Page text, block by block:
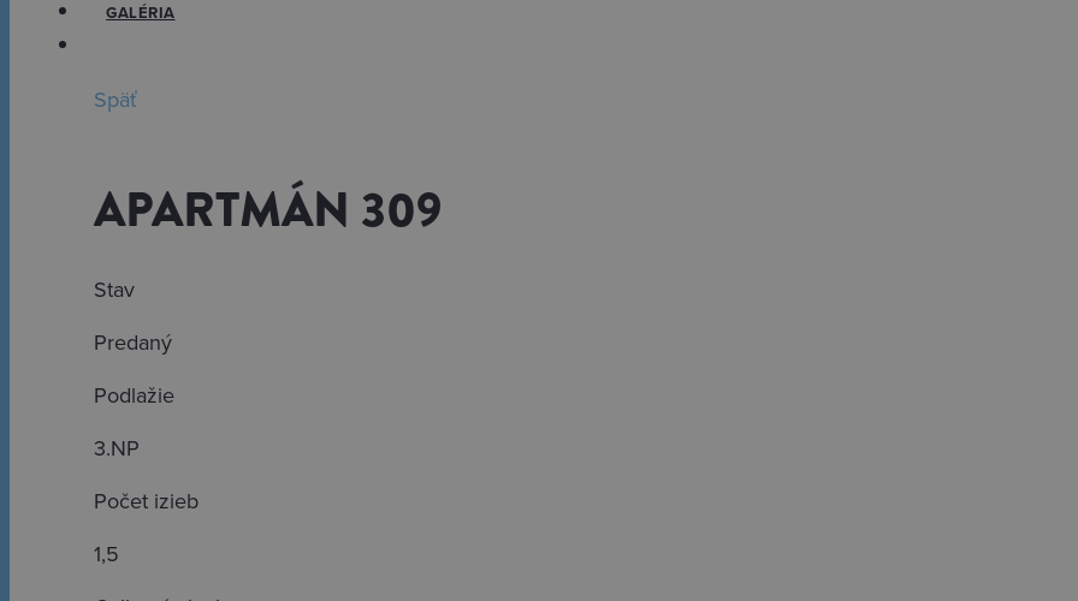
GALÉRIA
Späť
APARTMÁN 309
Stav
Predaný
Podlažie
3.NP
Počet izieb
1,5